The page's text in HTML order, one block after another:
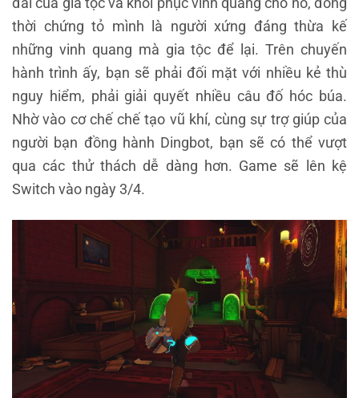
thời chứng tỏ mình là người xứng đáng thừa kế
những vinh quang mà gia tộc để lại. Trên chuyến
hành trình ấy, bạn sẽ phải đối mặt với nhiều kẻ thù
nguy hiểm, phải giải quyết nhiều câu đố hóc búa.
Nhờ vào cơ chế chế tạo vũ khí, cùng sự trợ giúp của
người bạn đồng hành Dingbot, bạn sẽ có thể vượt
qua các thử thách dễ dàng hơn. Game sẽ lên kệ
Switch vào ngày 3/4.